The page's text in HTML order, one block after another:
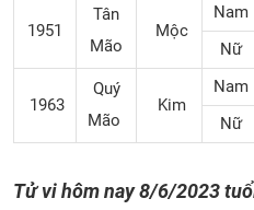
1951
Tân
Mão
Mộc
Nam
Nữ
1963
Quý
Mão
Kim
Nam
Nữ
Tử vi hôm nay 8/6/2023